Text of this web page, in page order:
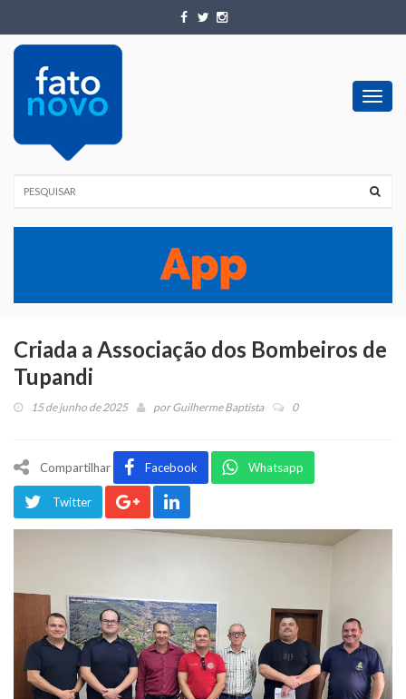
Criada a Associação dos Bombeiros de
Tupandi
15 de junho de 2025 porGuilherme Baptista 0
Compartilhar Facebook Whatsapp
Twitter